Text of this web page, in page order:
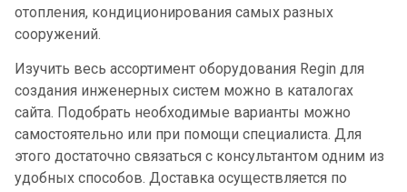
отопления, кондиционирования самых разных
сооружений.
Изучить весь ассортимент оборудования Regin для
создания инженерных систем можно в каталогах
сайта. Подобрать необходимые варианты можно
самостоятельно или при помощи специалиста. Для
этого достаточно связаться с консультантом одним из
удобных способов. Доставка осуществляется по